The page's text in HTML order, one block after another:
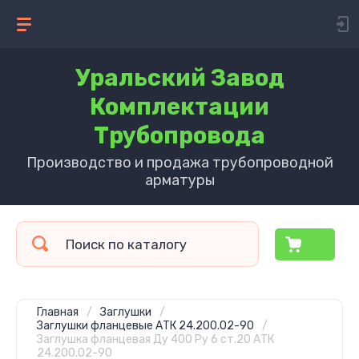
Уральский Завод
Комплектации
Трубопровода
Производство и продажа трубопроводной
арматуры
Главная / Заглушки
/
Заглушки фланцевые АТК 24.200.02-90
/
Заглушка фланцевая Ду 400 Ру 6 ст.20 АТК
24.200.02-90